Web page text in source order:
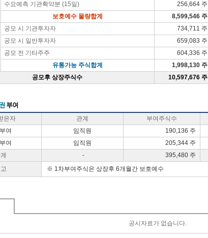
수요예측 기관확약분 (15일)
256,664 주
보호예수 물량합계
8,599,546 주
공모 시 기관투자자 734,711 주
공모 시 일반투자자
659,083 주
공모 전 기타주주
604,336 주
유통가능 주식합계
1,998,130 주
공모후 상장주식수
10,597,676 주
은자 관계 부여주식수
여
임직원 190,136 주
여
임직원 205,344 주
- 395,480 주
※ 1차부여주식은 상장후 6개월간 보호예수
공시자료가 없습니다.